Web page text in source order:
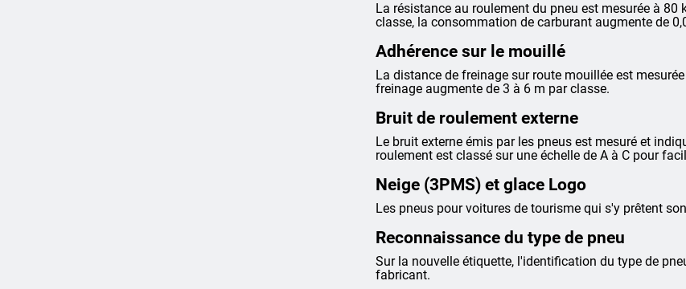
La résistance au roulement du pneu est mesurée à
classe, la consommation de carburant augmente de
Adhérence sur le mouillé
La distance de freinage sur route mouillée est
freinage augmente de 3 à 6 m par classe.
Bruit de roulement externe
Le bruit externe émis par les pneus est mesuré et
roulement est classé sur une échelle de A à C pour
Neige (3PMS) et glace Logo
Les pneus pour voitures de tourisme qui s'y prêtent
Reconnaissance du type de pneu
Sur la nouvelle étiquette, l'identification du type de
fabricant.